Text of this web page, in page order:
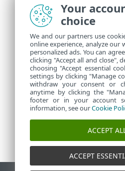
Your
choice
We and our partners use
online experience, analyze our
personalized ads. You can
clicking "Accept all and close",
choosing "Accept essential
settings by clicking "Manage
withdraw your consent or
anytime by clicking the
footer or in your account
information, see ourCookie
ACCEPT
ACCEPT